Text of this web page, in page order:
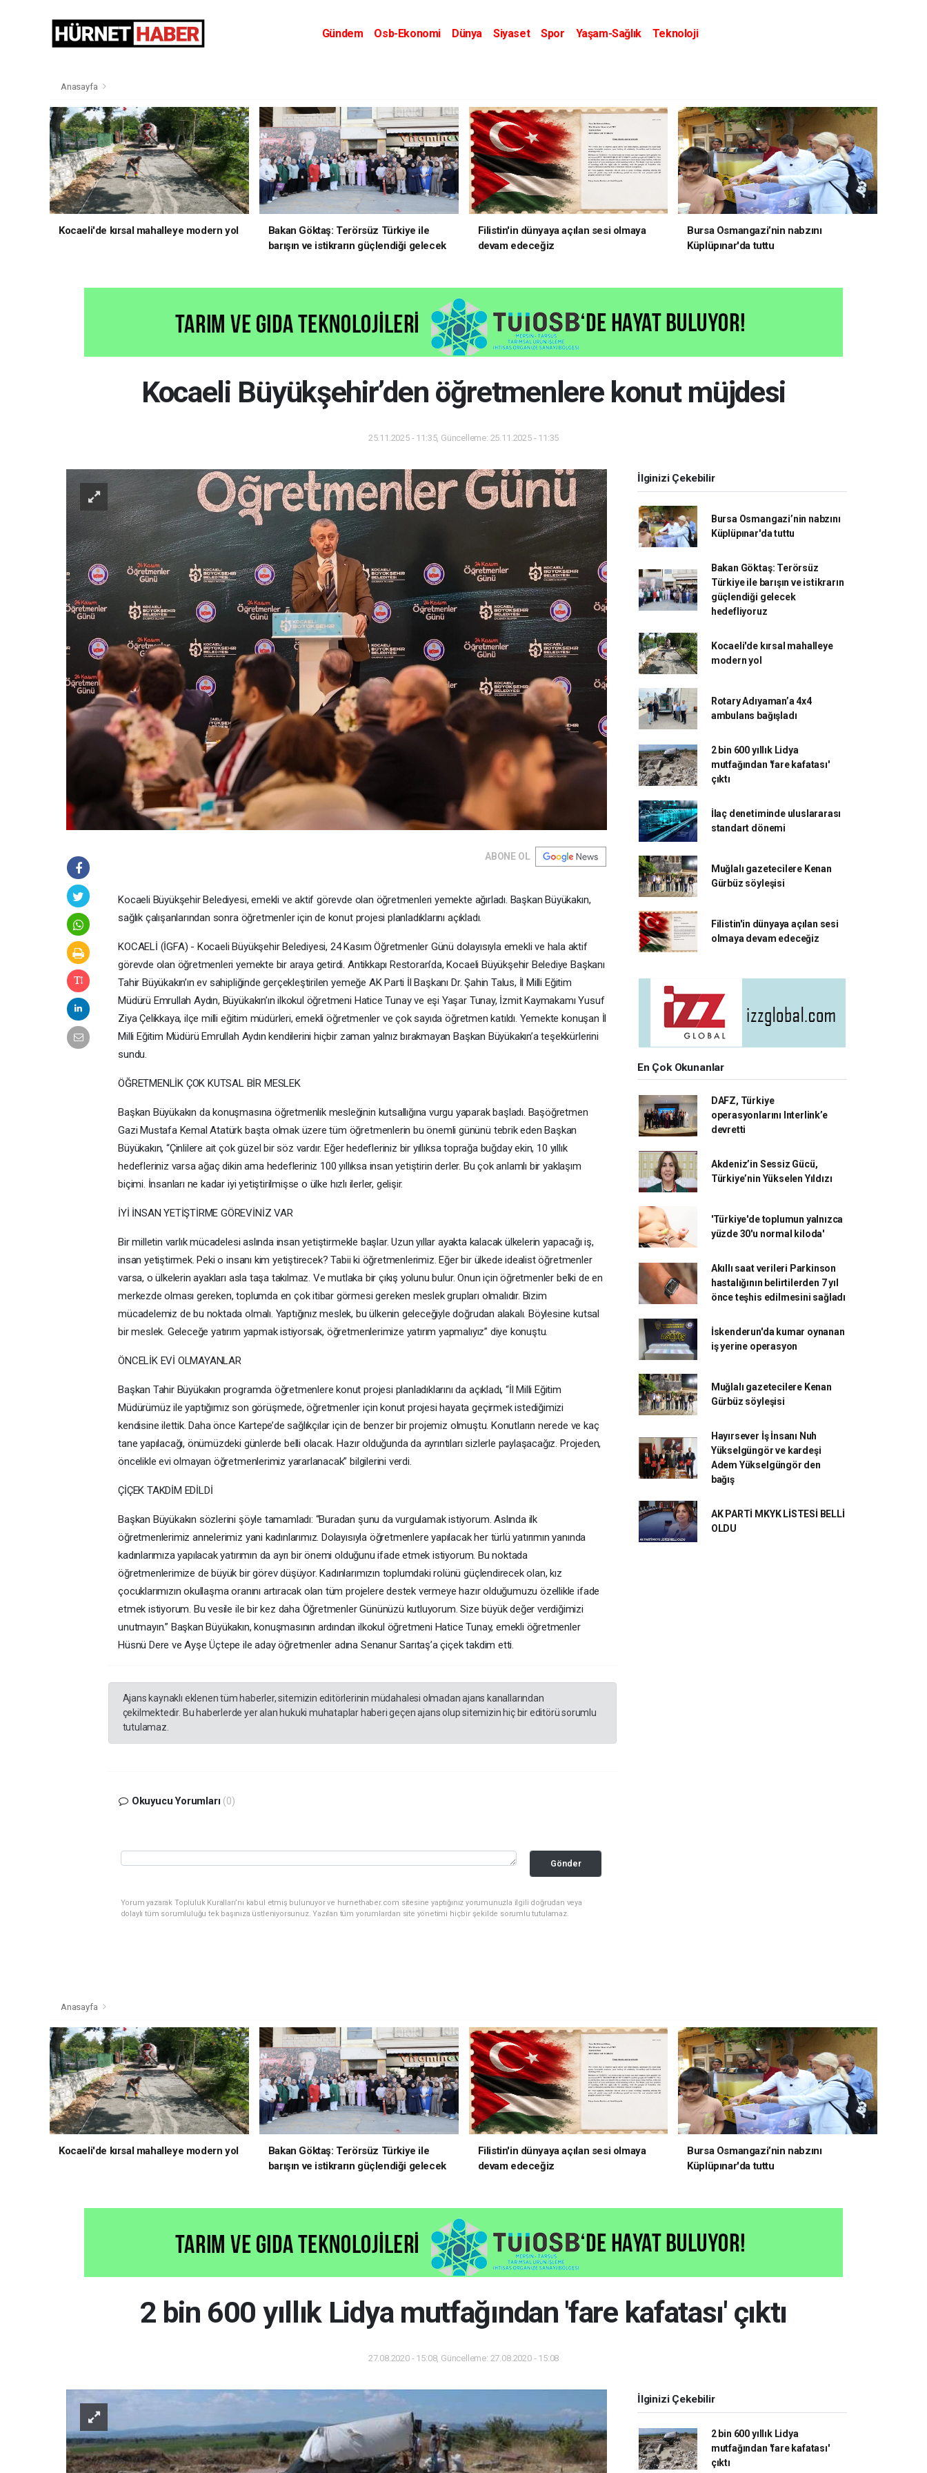
Gündem Osb-Ekonomi Dünya Siyaset Spor Yaşam-Sağlık
Teknoloji
Anasayfa
Kocaeli'de kırsal mahalleye modern yol
Bakan Göktaş: Terörsüz Türkiye ile
barışın ve istikrarın güçlendiği gelecek
Filistin'in dünyaya açılan sesi olmaya
devam edeceğiz
Bursa Osmangazi’nin nabzını
Küplüpınar'da tuttu
Kocaeli Büyükşehir’den öğretmenlere konut müjdesi
25.11.2025 - 11:35, Güncelleme: 25.11.2025 - 11:35
ABONE OL
Kocaeli Büyükşehir Belediyesi, emekli ve aktif görevde olan öğretmenleri yemekte ağırladı. Başkan Büyükakın,
sağlık çalışanlarından sonra öğretmenler için de konut projesi planladıklarını açıkladı.
KOCAELİ (İGFA) - Kocaeli Büyükşehir Belediyesi, 24 Kasım Öğretmenler Günü dolayısıyla emekli ve hala aktif
görevde olan öğretmenleri yemekte bir araya getirdi. Antikkapı Restoran’da, Kocaeli Büyükşehir Belediye Başkanı
Tahir Büyükakın’ın ev sahipliğinde gerçekleştirilen yemeğe AK Parti İl Başkanı Dr. Şahin Talus, İl Milli Eğitim
Müdürü Emrullah Aydın, Büyükakın’ın ilkokul öğretmeni Hatice Tunay ve eşi Yaşar Tunay, İzmit Kaymakamı Yusuf
Ziya Çelikkaya, ilçe milli eğitim müdürleri, emekli öğretmenler ve çok sayıda öğretmen katıldı. Yemekte konuşan İl
Milli Eğitim Müdürü Emrullah Aydın kendilerini hiçbir zaman yalnız bırakmayan Başkan Büyükakın’a teşekkürlerini
sundu.
ÖĞRETMENLİK ÇOK KUTSAL BİR MESLEK
Başkan Büyükakın da konuşmasına öğretmenlik mesleğinin kutsallığına vurgu yaparak başladı. Başöğretmen
Gazi Mustafa Kemal Atatürk başta olmak üzere tüm öğretmenlerin bu önemli gününü tebrik eden Başkan
Büyükakın, “Çinlilere ait çok güzel bir söz vardır. Eğer hedefleriniz bir yıllıksa toprağa buğday ekin, 10 yıllık
hedefleriniz varsa ağaç dikin ama hedefleriniz 100 yıllıksa insan yetiştirin derler. Bu çok anlamlı bir yaklaşım
biçimi. İnsanları ne kadar iyi yetiştirilmişse o ülke hızlı ilerler, gelişir.
İYİ İNSAN YETİŞTİRME GÖREVİNİZ VAR
Bir milletin varlık mücadelesi aslında insan yetiştirmekle başlar. Uzun yıllar ayakta kalacak ülkelerin yapacağı iş,
insan yetiştirmek. Peki o insanı kim yetiştirecek? Tabii ki öğretmenlerimiz. Eğer bir ülkede idealist öğretmenler
varsa, o ülkelerin ayakları asla taşa takılmaz. Ve mutlaka bir çıkış yolunu bulur. Onun için öğretmenler belki de en
merkezde olması gereken, toplumda en çok itibar görmesi gereken meslek grupları olmalıdır. Bizim
mücadelemiz de bu noktada olmalı. Yaptığınız meslek, bu ülkenin geleceğiyle doğrudan alakalı. Böylesine kutsal
bir meslek. Geleceğe yatırım yapmak istiyorsak, öğretmenlerimize yatırım yapmalıyız” diye konuştu.
ÖNCELİK EVİ OLMAYANLAR
Başkan Tahir Büyükakın programda öğretmenlere konut projesi planladıklarını da açıkladı, “İl Milli Eğitim
Müdürümüz ile yaptığımız son görüşmede, öğretmenler için konut projesi hayata geçirmek istediğimizi
kendisine ilettik. Daha önce Kartepe’de sağlıkçılar için de benzer bir projemiz olmuştu. Konutların nerede ve kaç
tane yapılacağı, önümüzdeki günlerde belli olacak. Hazır olduğunda da ayrıntıları sizlerle paylaşacağız. Projeden,
öncelikle evi olmayan öğretmenlerimiz yararlanacak” bilgilerini verdi.
ÇİÇEK TAKDİM EDİLDİ
Başkan Büyükakın sözlerini şöyle tamamladı: “Buradan şunu da vurgulamak istiyorum. Aslında ilk
öğretmenlerimiz annelerimiz yani kadınlarımız. Dolayısıyla öğretmenlere yapılacak her türlü yatırımın yanında
kadınlarımıza yapılacak yatırımın da ayrı bir önemi olduğunu ifade etmek istiyorum. Bu noktada
öğretmenlerimize de büyük bir görev düşüyor. Kadınlarımızın toplumdaki rolünü güçlendirecek olan, kız
çocuklarımızın okullaşma oranını artıracak olan tüm projelere destek vermeye hazır olduğumuzu özellikle ifade
etmek istiyorum. Bu vesile ile bir kez daha Öğretmenler Gününüzü kutluyorum. Size büyük değer verdiğimizi
unutmayın.” Başkan Büyükakın, konuşmasının ardından ilkokul öğretmeni Hatice Tunay, emekli öğretmenler
Hüsnü Dere ve Ayşe Üçtepe ile aday öğretmenler adına Senanur Sarıtaş’a çiçek takdim etti.
Ajans kaynaklı eklenen tüm haberler, sitemizin editörlerinin müdahalesi olmadan ajans kanallarından
çekilmektedir. Bu haberlerde yer alan hukuki muhataplar haberi geçen ajans olup sitemizin hiç bir editörü sorumlu
tutulamaz.
Okuyucu Yorumları (0)
Gönder
Yorum yazarak Topluluk Kuralları’nı kabul etmiş bulunuyor ve hurnethaber.com sitesine yaptığınız yorumunuzla ilgili doğrudan veya
dolaylı tüm sorumluluğu tek başınıza üstleniyorsunuz. Yazılan tüm yorumlardan site yönetimi hiçbir şekilde sorumlu tutulamaz.
İlginizi Çekebilir
Bursa Osmangazi’nin nabzını
Küplüpınar'da tuttu
Bakan Göktaş: Terörsüz
Türkiye ile barışın ve istikrarın
güçlendiği gelecek
hedefliyoruz
Kocaeli'de kırsal mahalleye
modern yol
Rotary Adıyaman’a 4x4
ambulans bağışladı
2 bin 600 yıllık Lidya
mutfağından 'fare kafatası'
çıktı
İlaç denetiminde uluslararası
standart dönemi
Muğlalı gazetecilere Kenan
Gürbüz söyleşisi
Filistin'in dünyaya açılan sesi
olmaya devam edeceğiz
En Çok Okunanlar
DAFZ, Türkiye
operasyonlarını Interlink’e
devretti
Akdeniz’in Sessiz Gücü,
Türkiye’nin Yükselen Yıldızı
'Türkiye'de toplumun yalnızca
yüzde 30'u normal kiloda'
Akıllı saat verileri Parkinson
hastalığının belirtilerden 7 yıl
önce teşhis edilmesini sağladı
İskenderun'da kumar oynanan
iş yerine operasyon
Muğlalı gazetecilere Kenan
Gürbüz söyleşisi
Hayırsever İş İnsanı Nuh
Yükselgüngör ve kardeşi
Adem Yükselgüngör den
bağış
AK PARTİ MKYK LİSTESİ BELLİ
OLDU
Anasayfa
Kocaeli'de kırsal mahalleye modern yol
Bakan Göktaş: Terörsüz Türkiye ile
barışın ve istikrarın güçlendiği gelecek
Filistin'in dünyaya açılan sesi olmaya
devam edeceğiz
Bursa Osmangazi’nin nabzını
Küplüpınar'da tuttu
2 bin 600 yıllık Lidya mutfağından 'fare kafatası' çıktı
27.08.2020 - 15:08, Güncelleme: 27.08.2020 - 15:08
İlginizi Çekebilir
2 bin 600 yıllık Lidya
mutfağından 'fare kafatası'
çıktı